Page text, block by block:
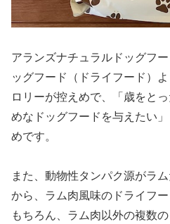
アランズナチュラルドッグフ
ッグフード（ドライフード）
ロリーが控えめで、「歳をと
めなドッグフードを与えたい
めです。
また、動物性タンパク源がラ
から、ラム肉風味のドライフ
もちろん、ラム肉以外の複数